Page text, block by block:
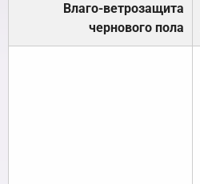
Влаго-ветрозащита
чернового пола